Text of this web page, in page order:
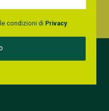
condizioni di Privacy